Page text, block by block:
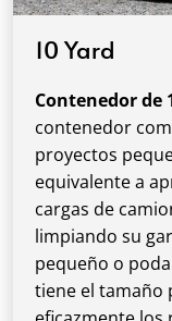
10 Yard
Contenedor de
contenedor
proyectos
equivalente a
cargas de
limpiando su
pequeño o
tiene el tamaño